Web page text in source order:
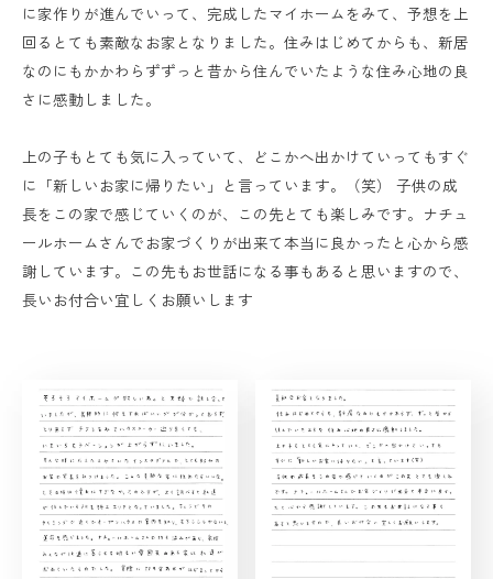
に家作りが進んでいって、完成したマイホームをみて、予想を上
回るとても素敵なお家となりました。住みはじめてからも、新居
なのにもかかわらずずっと昔から住んでいたような住み心地の良
さに感動しました。
上の子もとても気に入っていて、どこかへ出かけていってもすぐ
に「新しいお家に帰りたい」と言っています。（笑） 子供の成
長をこの家で感じていくのが、この先とても楽しみです。ナチュ
ールホームさんでお家づくりが出来て本当に良かったと心から感
謝しています。この先もお世話になる事もあると思いますので、
長いお付合い宜しくお願いします